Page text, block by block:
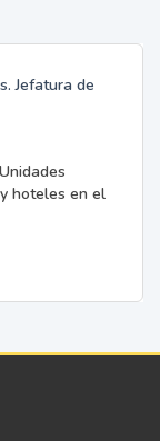
Jefatura de
hoteles en el